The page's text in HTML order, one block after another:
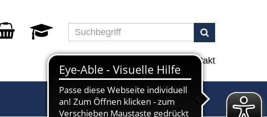
Suchen
Programm Kontakt